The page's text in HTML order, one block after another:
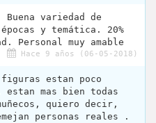
variedad de
y temática. 20%
Personal muy amable
Hace 9 años (06-05-2018)
estan poco
estan mas bien todas
quiero decir,
personas reales .